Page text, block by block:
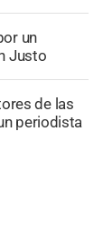
un
Justo
de las
periodista